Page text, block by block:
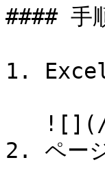
#### 手
1. Excel
2. ペー